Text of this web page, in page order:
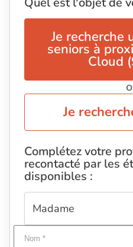
Je recherche
seniors à
Cloud
Je
Complétez votre
recontacté par les
disponibles :